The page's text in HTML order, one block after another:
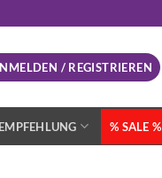
/ REGISTRIEREN
% SALE %